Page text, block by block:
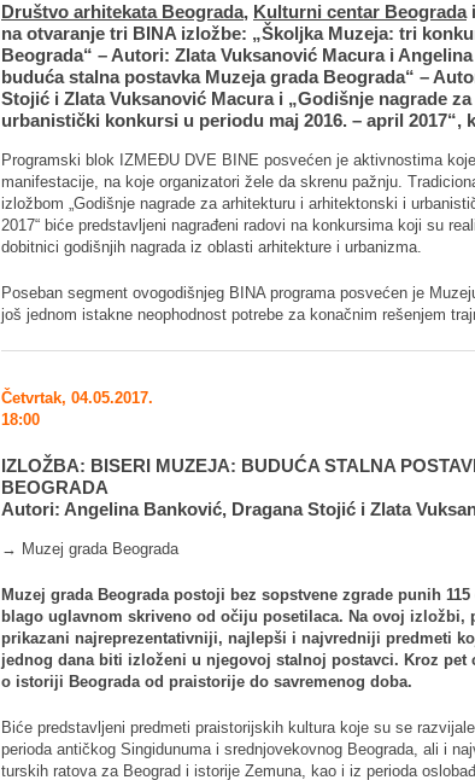
Društvo arhitekata Beograda, Kulturni centar Beogradai
na otvaranje tri BINA izložbe: „Školjka Muzeja: tri
Beograda“ – Autori: Zlata Vuksanović Macura i
buduća stalna postavka Muzeja grada Beograda“ –
Stojić i Zlata Vuksanović Macura i „Godišnje nagrade
urbanistički konkursi u periodu maj 2016. – april 2017“,
Programski blok IZMEĐU DVE BINE posvećen je aktivnostima
manifestacije, na koje organizatori žele da skrenu pažnju.
izložbom „Godišnje nagrade za arhitekturu i arhitektonski i
2017“ biće predstavljeni nagrađeni radovi na konkursima koji su
dobitnici godišnjih nagrada iz oblasti arhitekture i urbanizma.
Poseban segment ovogodišnjeg BINA programa posvećen je
još jednom istakne neophodnost potrebe za konačnim rešenjem
Četvrtak, 04.05.2017.
18:00
IZLOŽBA: BISERI MUZEJA: BUDUĆA STALNA
BEOGRADA
Autori: Angelina Banković, Dragana Stojić i Zlata
→ Muzej grada Beograda
Muzej grada Beograda postoji bez sopstvene zgrade punih
blago uglavnom skriveno od očiju posetilaca. Na ovoj izložbi,
prikazani najreprezentativniji, najlepši i najvredniji predmeti
jednog dana biti izloženi u njegovoj stalnoj postavci. Kroz
o istoriji Beograda od praistorije do savremenog doba.
Biće predstavljeni predmeti praistorijskih kultura koje su se
perioda antičkog Singidunuma i srednjovekovnog Beograda, ali i
turskih ratova za Beograd i istorije Zemuna, kao i iz perioda